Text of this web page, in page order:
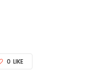
0 LIKE